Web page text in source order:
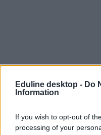
Eduline desktop - Do
Information
If you wish to opt-out of
processing of your